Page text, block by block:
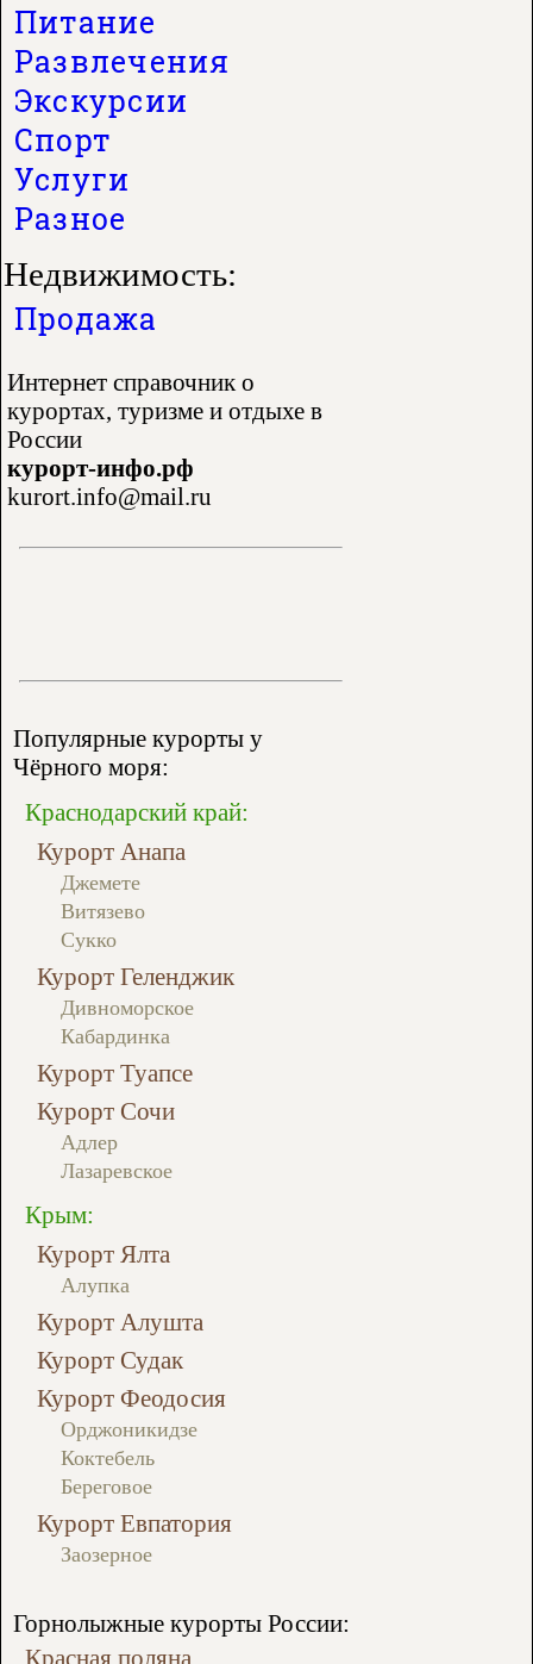
Питание
Развлечения
Экскурсии
Спорт
Услуги
Разное
Недвижимость:
Продажа
Интернет справочник о
курортах, туризме и отдыхе в
России
курорт-инфо.рф
kurort.info@mail.ru
Популярные курорты у
Чёрного моря:
Краснодарский край:
Курорт Анапа
Джемете
Витязево
Сукко
Курорт Геленджик
Дивноморское
Кабардинка
Курорт Туапсе
Курорт Сочи
Адлер
Лазаревское
Крым:
Курорт Ялта
Алупка
Курорт Алушта
Курорт Судак
Курорт Феодосия
Орджоникидзе
Коктебель
Береговое
Курорт Евпатория
Заозерное
Горнолыжные курорты России:
Красная поляна